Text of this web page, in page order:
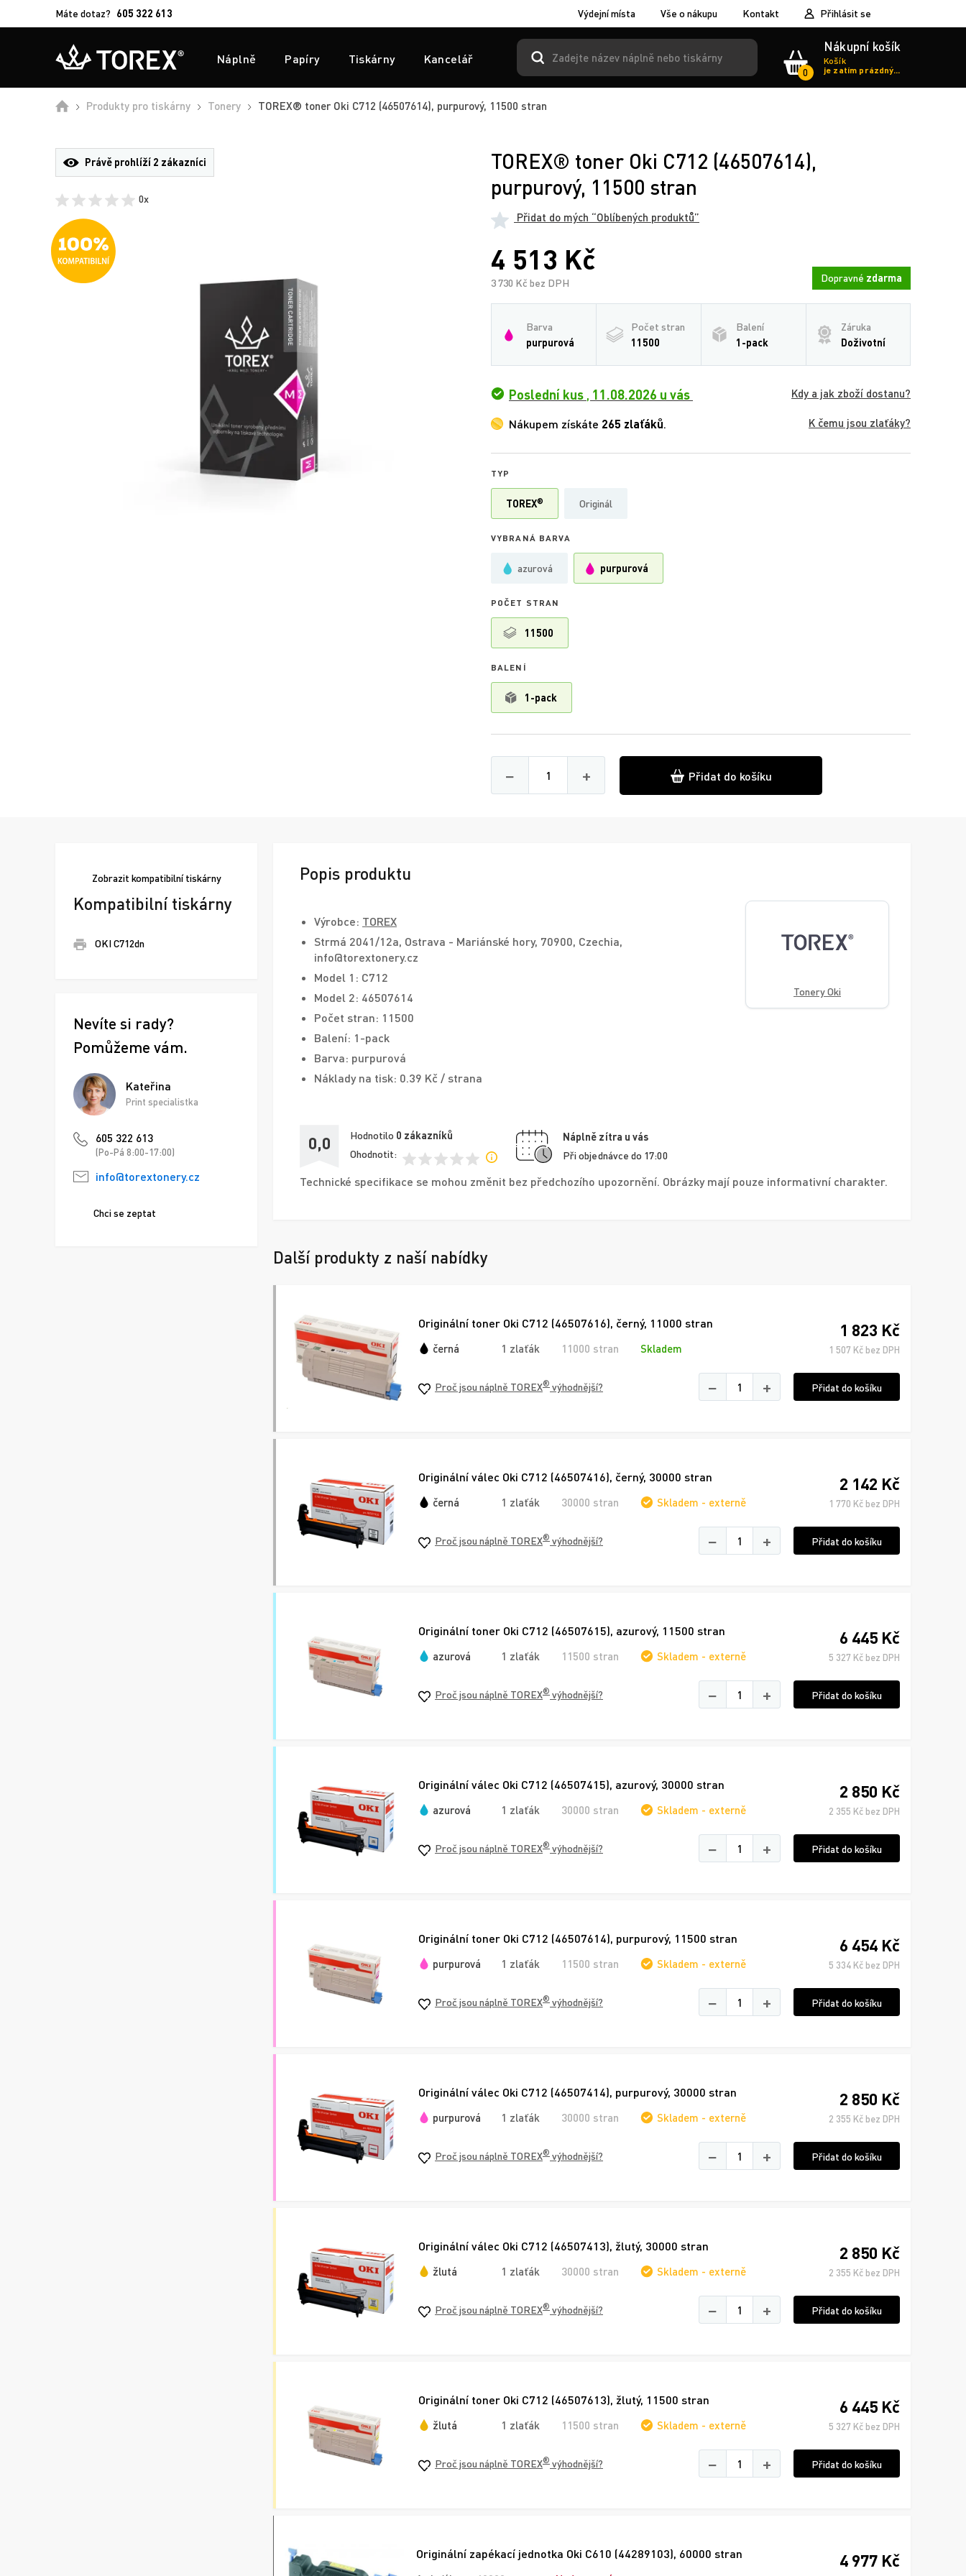
Máte dotaz? 605 322 613 Výdejní místa Vše o nákupu Kontakt Přihlásit se
Náplně Papíry Tiskárny Kancelář
0
Nákupní košík
Košík
je zatím prázdný...
ÚvodProdukty pro tiskárny Tonery TOREX® toner Oki C712 (46507614), purpurový, 11500 stran
Právě prohlíží 2 zákazníci
0x
TOREX® toner Oki C712 (46507614),
purpurový, 11500 stran
Přidat do mých “Oblíbených produktů”
4 513 Kč
3 730 Kč bez DPH Dopravné zdarma
Barva
purpurová
Počet stran
11500
Balení
1-pack
Záruka
Doživotní
Poslední kus , 11.08.2026 u vás Kdy a jak zboží dostanu?
Nákupem získáte 265 zlaťáků. K čemu jsou zlaťáky?
TYP
TOREX® Originál
VYBRANÁ BARVA
azurová purpurová
POČET STRAN
11500
BALENÍ
1-pack
−
Množství
+ Přidat do košíku
Zobrazit kompatibilní tiskárny
Kompatibilní tiskárny
OKI C712dn
Nevíte si rady?
Pomůžeme vám.
Kateřina
Print specialistka
605 322 613
(Po-Pá 8:00-17:00)
info@torextonery.cz
Chci se zeptat
Popis produktu
Výrobce: TOREX
Strmá 2041/12a, Ostrava - Mariánské hory, 70900, Czechia,
info@torextonery.cz
Model 1: C712
Model 2: 46507614
Počet stran: 11500
Balení: 1-pack
Barva: purpurová
Náklady na tisk: 0.39 Kč / strana
0,0 Hodnotilo 0 zákazníků
Ohodnotit:
Náplně zítra u vás
Při objednávce do 17:00
Tonery Oki
Technické specifikace se mohou změnit bez předchozího upozornění. Obrázky mají pouze informativní charakter.
Další produkty z naší nabídky
Originální toner Oki C712 (46507616), černý, 11000 stran
černá 1 zlaťák 11000 stran Skladem
1 823 Kč
1 507 Kč bez DPH
Proč jsou náplně TOREX® výhodnější? − + Přidat do košíku
Originální válec Oki C712 (46507416), černý, 30000 stran
černá 1 zlaťák 30000 stran Skladem - externě
2 142 Kč
1 770 Kč bez DPH
Proč jsou náplně TOREX® výhodnější? − + Přidat do košíku
Originální toner Oki C712 (46507615), azurový, 11500 stran
azurová 1 zlaťák 11500 stran Skladem - externě
6 445 Kč
5 327 Kč bez DPH
Proč jsou náplně TOREX® výhodnější? − + Přidat do košíku
Originální válec Oki C712 (46507415), azurový, 30000 stran
azurová 1 zlaťák 30000 stran Skladem - externě
2 850 Kč
2 355 Kč bez DPH
Proč jsou náplně TOREX® výhodnější? − + Přidat do košíku
Originální toner Oki C712 (46507614), purpurový, 11500 stran
purpurová 1 zlaťák 11500 stran Skladem - externě
6 454 Kč
5 334 Kč bez DPH
Proč jsou náplně TOREX® výhodnější? − + Přidat do košíku
Originální válec Oki C712 (46507414), purpurový, 30000 stran
purpurová 1 zlaťák 30000 stran Skladem - externě
2 850 Kč
2 355 Kč bez DPH
Proč jsou náplně TOREX® výhodnější? − + Přidat do košíku
Originální válec Oki C712 (46507413), žlutý, 30000 stran
žlutá 1 zlaťák 30000 stran Skladem - externě
2 850 Kč
2 355 Kč bez DPH
Proč jsou náplně TOREX® výhodnější? − + Přidat do košíku
Originální toner Oki C712 (46507613), žlutý, 11500 stran
žlutá 1 zlaťák 11500 stran Skladem - externě
6 445 Kč
5 327 Kč bez DPH
Proč jsou náplně TOREX® výhodnější? − + Přidat do košíku
Originální zapékací jednotka Oki C610 (44289103), 60000 stran 4 977 Kč